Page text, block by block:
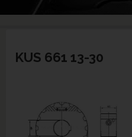
KUS 661 13-30